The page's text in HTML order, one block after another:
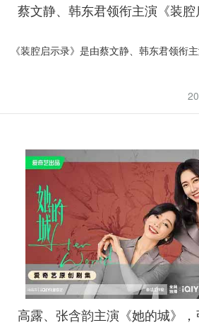
《装腔启示录》是由蔡文静、韩东君领衔